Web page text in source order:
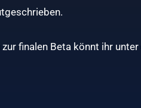
finalen Beta könnt ihr